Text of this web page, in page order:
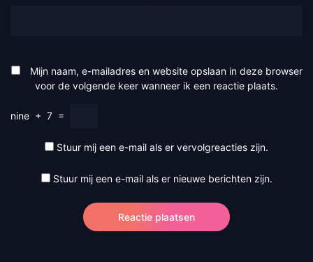
Mijn naam, e-mailadres en website opslaan in deze browser
voor de volgende keer wanneer ik een reactie plaats.
nine + 7 =
Stuur mij een e-mail als er vervolgreacties zijn.
Stuur mij een e-mail als er nieuwe berichten zijn.